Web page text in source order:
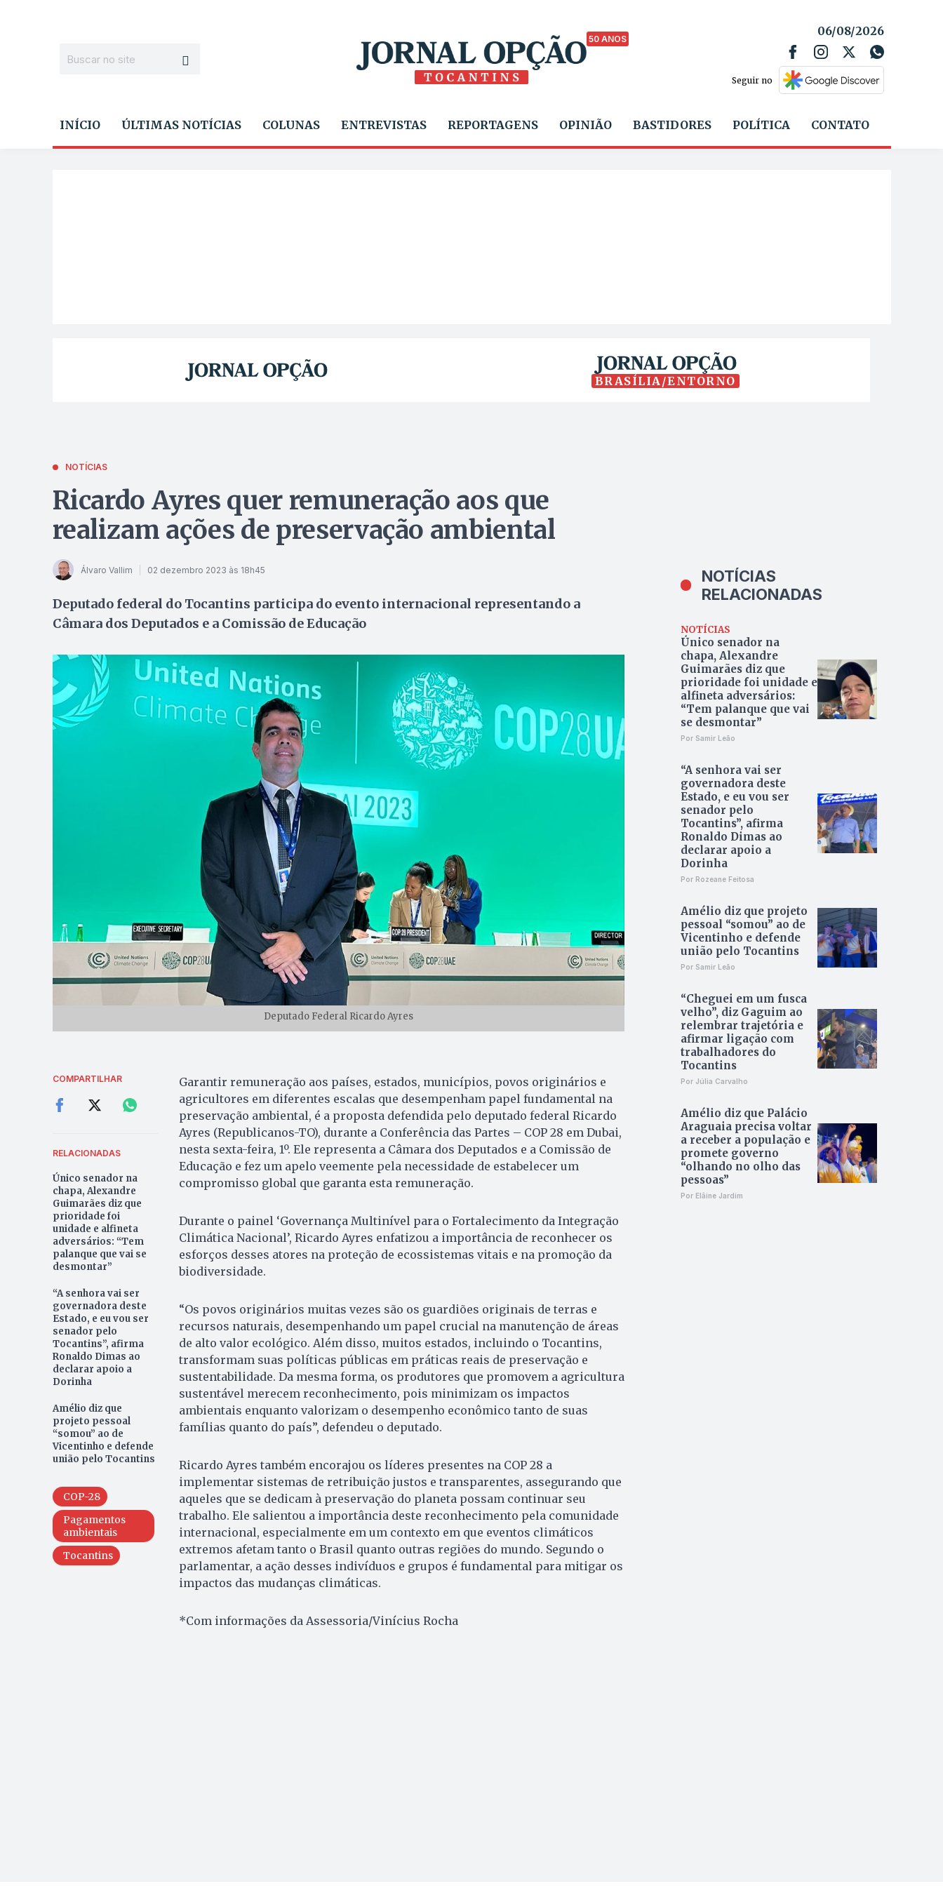
50 ANOS
06/08/2026
Seguir no
INÍCIO ÚLTIMAS NOTÍCIAS COLUNAS ENTREVISTAS REPORTAGENS OPINIÃO BASTIDORES POLÍTICA CONTATO
BRASÍLIA/ENTORNO
NOTÍCIAS
Ricardo Ayres quer remuneração aos que
realizam ações de preservação ambiental
Álvaro Vallim 02 dezembro 2023 às 18h45
Deputado federal do Tocantins participa do evento internacional representando a
Câmara dos Deputados e a Comissão de Educação
Deputado Federal Ricardo Ayres
COMPARTILHAR
RELACIONADAS
Único senador na
chapa, Alexandre
Guimarães diz que
prioridade foi
unidade e alfineta
adversários: “Tem
palanque que vai se
desmontar”
“A senhora vai ser
governadora deste
Estado, e eu vou ser
senador pelo
Tocantins”, afirma
Ronaldo Dimas ao
declarar apoio a
Dorinha
Amélio diz que
projeto pessoal
“somou” ao de
Vicentinho e defende
união pelo Tocantins
COP-28
Pagamentos
ambientais
Tocantins
Garantir remuneração aos países, estados, municípios, povos originários e
agricultores em diferentes escalas que desempenham papel fundamental na
preservação ambiental, é a proposta defendida pelo deputado federal Ricardo
Ayres (Republicanos-TO), durante a Conferência das Partes – COP 28 em Dubai,
nesta sexta-feira, 1º. Ele representa a Câmara dos Deputados e a Comissão de
Educação e fez um apelo veemente pela necessidade de estabelecer um
compromisso global que garanta esta remuneração.
Durante o painel ‘Governança Multinível para o Fortalecimento da Integração
Climática Nacional’, Ricardo Ayres enfatizou a importância de reconhecer os
esforços desses atores na proteção de ecossistemas vitais e na promoção da
biodiversidade.
“Os povos originários muitas vezes são os guardiões originais de terras e
recursos naturais, desempenhando um papel crucial na manutenção de áreas
de alto valor ecológico. Além disso, muitos estados, incluindo o Tocantins,
transformam suas políticas públicas em práticas reais de preservação e
sustentabilidade. Da mesma forma, os produtores que promovem a agricultura
sustentável merecem reconhecimento, pois minimizam os impactos
ambientais enquanto valorizam o desempenho econômico tanto de suas
famílias quanto do país”, defendeu o deputado.
Ricardo Ayres também encorajou os líderes presentes na COP 28 a
implementar sistemas de retribuição justos e transparentes, assegurando que
aqueles que se dedicam à preservação do planeta possam continuar seu
trabalho. Ele salientou a importância deste reconhecimento pela comunidade
internacional, especialmente em um contexto em que eventos climáticos
extremos afetam tanto o Brasil quanto outras regiões do mundo. Segundo o
parlamentar, a ação desses indivíduos e grupos é fundamental para mitigar os
impactos das mudanças climáticas.
*Com informações da Assessoria/Vinícius Rocha
NOTÍCIAS
RELACIONADAS
NOTÍCIAS
Único senador na
chapa, Alexandre
Guimarães diz que
prioridade foi unidade e
alfineta adversários:
“Tem palanque que vai
se desmontar”
Por Samir Leão
“A senhora vai ser
governadora deste
Estado, e eu vou ser
senador pelo
Tocantins”, afirma
Ronaldo Dimas ao
declarar apoio a
Dorinha
Por Rozeane Feitosa
Amélio diz que projeto
pessoal “somou” ao de
Vicentinho e defende
união pelo Tocantins
Por Samir Leão
“Cheguei em um fusca
velho”, diz Gaguim ao
relembrar trajetória e
afirmar ligação com
trabalhadores do
Tocantins
Por Júlia Carvalho
Amélio diz que Palácio
Araguaia precisa voltar
a receber a população e
promete governo
“olhando no olho das
pessoas”
Por Elâine Jardim